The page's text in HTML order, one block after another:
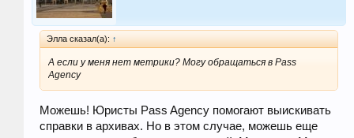
Элла сказал(а): ↑
А если у меня нет метрики? Могу обращаться в Pass
Agency
Можешь! Юристы Pass Agency помогают выискивать
справки в архивах. Но в этом случае, можешь еще